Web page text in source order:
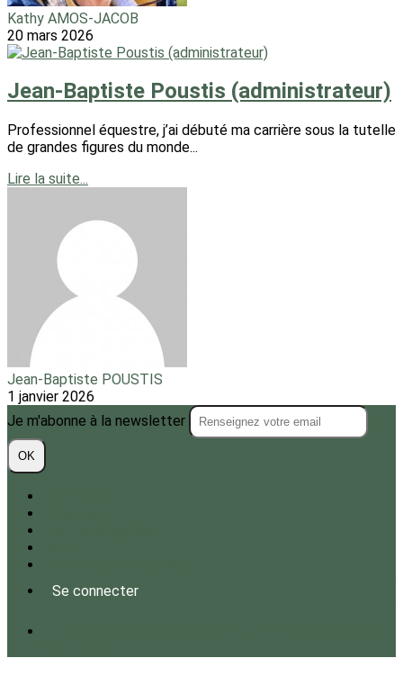
Kathy AMOS-JACOB
20 mars 2026
Jean-Baptiste Poustis (administrateur)
Professionnel équestre, j’ai débuté ma carrière sous la tutelle
de grandes figures du monde...
Lire la suite...
Jean-Baptiste POUSTIS
1 janvier 2026
Je m'abonne à la newsletter
OK
Se connecter